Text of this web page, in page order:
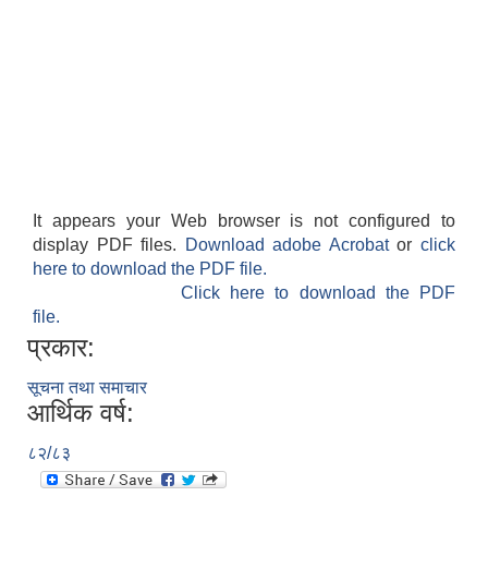
It appears your Web browser is not configured to
display PDF files.
Download adobe Acrobatorclick
here to download the PDF file.
Click here to download the PDF
file.
प्रकार:
सूचना तथा समाचार
आर्थिक वर्ष:
८२/८३